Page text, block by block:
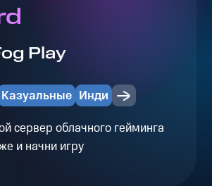
Play
Казуальные Инди
сервер облачного гейминга
и начни игру